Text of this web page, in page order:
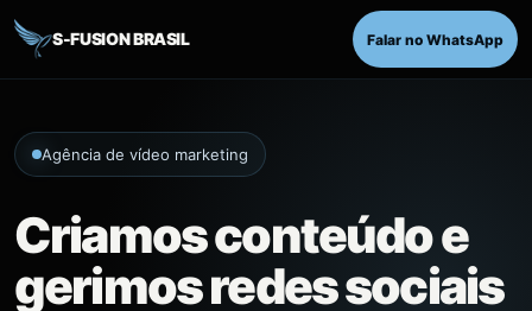
S-FUSION BRASIL Falar no WhatsApp
Agência de vídeo marketing
Criamos conteúdo e
gerimos redes sociais